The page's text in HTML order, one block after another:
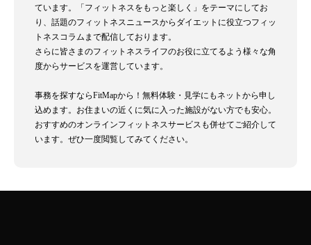
ています。「フィットネスをもっと楽しく」をテーマにしてお
り、話題のフィットネスニュースからダイエットに役立つフィッ
トネスコラムまで配信しております。
さらに皆さまのフィットネスライフのお役に立てるよう様々な角
度からサービスを運営しています。
事務を探すならFitMapから！無料体験・見学にもネットから申し
込めます。お住まいの近くに気に入った施設がない方でも安心。
おすすめのオンラインフィットネスサービスも併せてご紹介して
います。ぜひ一度閲覧してみてください。